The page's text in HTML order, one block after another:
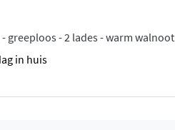
is polystone ideaal
greeploos - 2 lades - warm walnoot
in huis